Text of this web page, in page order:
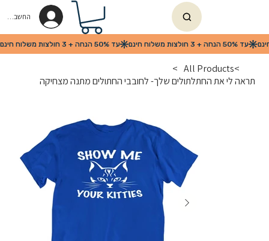
החשבון שלי
>
All Products
>
תראה לי את החתלתולים שלך- לחובבי החתולים מתנה מצחיקה